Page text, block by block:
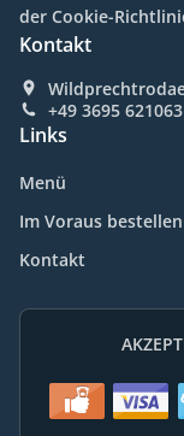
der Cookie-
Kontakt
+49 3695 621063
Links
Menü
Im Voraus bestellen
Kontakt